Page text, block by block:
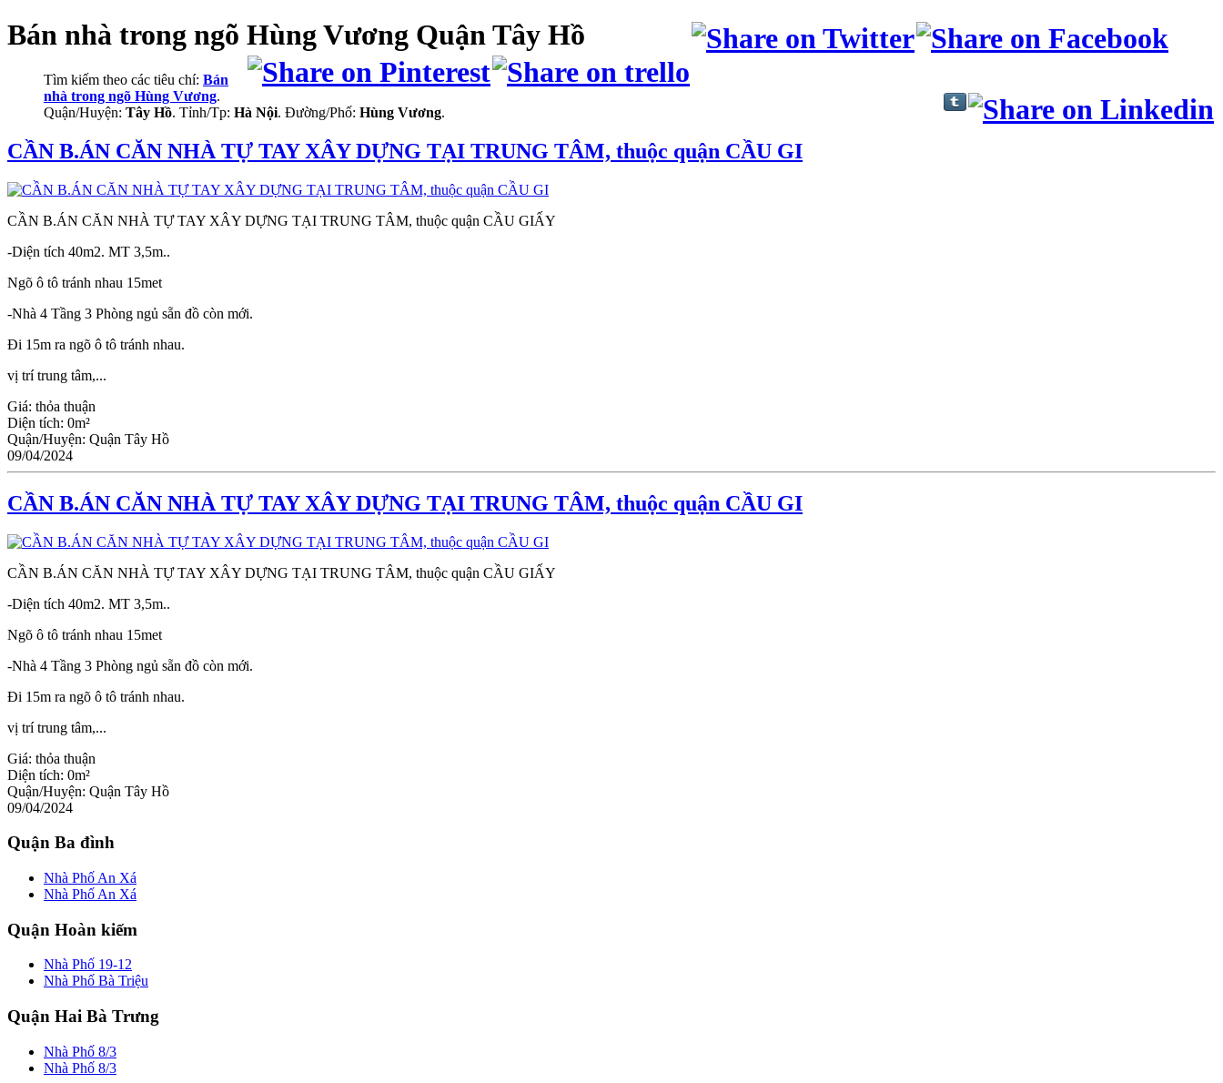
Bán nhà trong ngõ Hùng Vương Quận Tây Hồ
Tìm kiếm theo các tiêu chí: Bán
nhà trong ngõ Hùng Vương.
Quận/Huyện: Tây Hồ. Tỉnh/Tp: Hà Nội. Đường/Phố: Hùng Vương.
CẦN B.ÁN CĂN NHÀ TỰ TAY XÂY DỰNG TẠI TRUNG TÂM, thuộc quận CẦU GI
CẦN B.ÁN CĂN NHÀ TỰ TAY XÂY DỰNG TẠI TRUNG TÂM, thuộc quận CẦU GIẤY
-Diện tích 40m2. MT 3,5m..
Ngõ ô tô tránh nhau 15met
-Nhà 4 Tầng 3 Phòng ngủ sẵn đồ còn mới.
Đi 15m ra ngõ ô tô tránh nhau.
vị trí trung tâm,...
Giá: thỏa thuận
Diện tích: 0m²
Quận/Huyện: Quận Tây Hồ
09/04/2024
CẦN B.ÁN CĂN NHÀ TỰ TAY XÂY DỰNG TẠI TRUNG TÂM, thuộc quận CẦU GI
CẦN B.ÁN CĂN NHÀ TỰ TAY XÂY DỰNG TẠI TRUNG TÂM, thuộc quận CẦU GIẤY
-Diện tích 40m2. MT 3,5m..
Ngõ ô tô tránh nhau 15met
-Nhà 4 Tầng 3 Phòng ngủ sẵn đồ còn mới.
Đi 15m ra ngõ ô tô tránh nhau.
vị trí trung tâm,...
Giá: thỏa thuận
Diện tích: 0m²
Quận/Huyện: Quận Tây Hồ
09/04/2024
Quận Ba đình
Nhà Phố An Xá
Nhà Phố An Xá
Quận Hoàn kiếm
Nhà Phố 19-12
Nhà Phố Bà Triệu
Quận Hai Bà Trưng
Nhà Phố 8/3
Nhà Phố 8/3